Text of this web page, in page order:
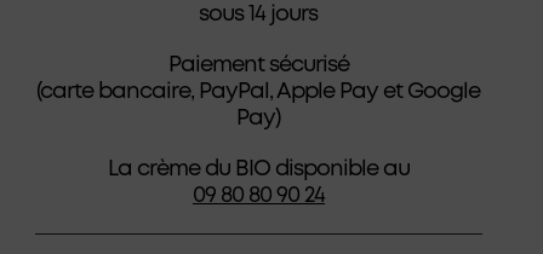
sous 14 jours
Paiement sécurisé
(carte bancaire, PayPal, Apple Pay et Google
Pay)
La crème du BIO disponible au
09 80 80 90 24